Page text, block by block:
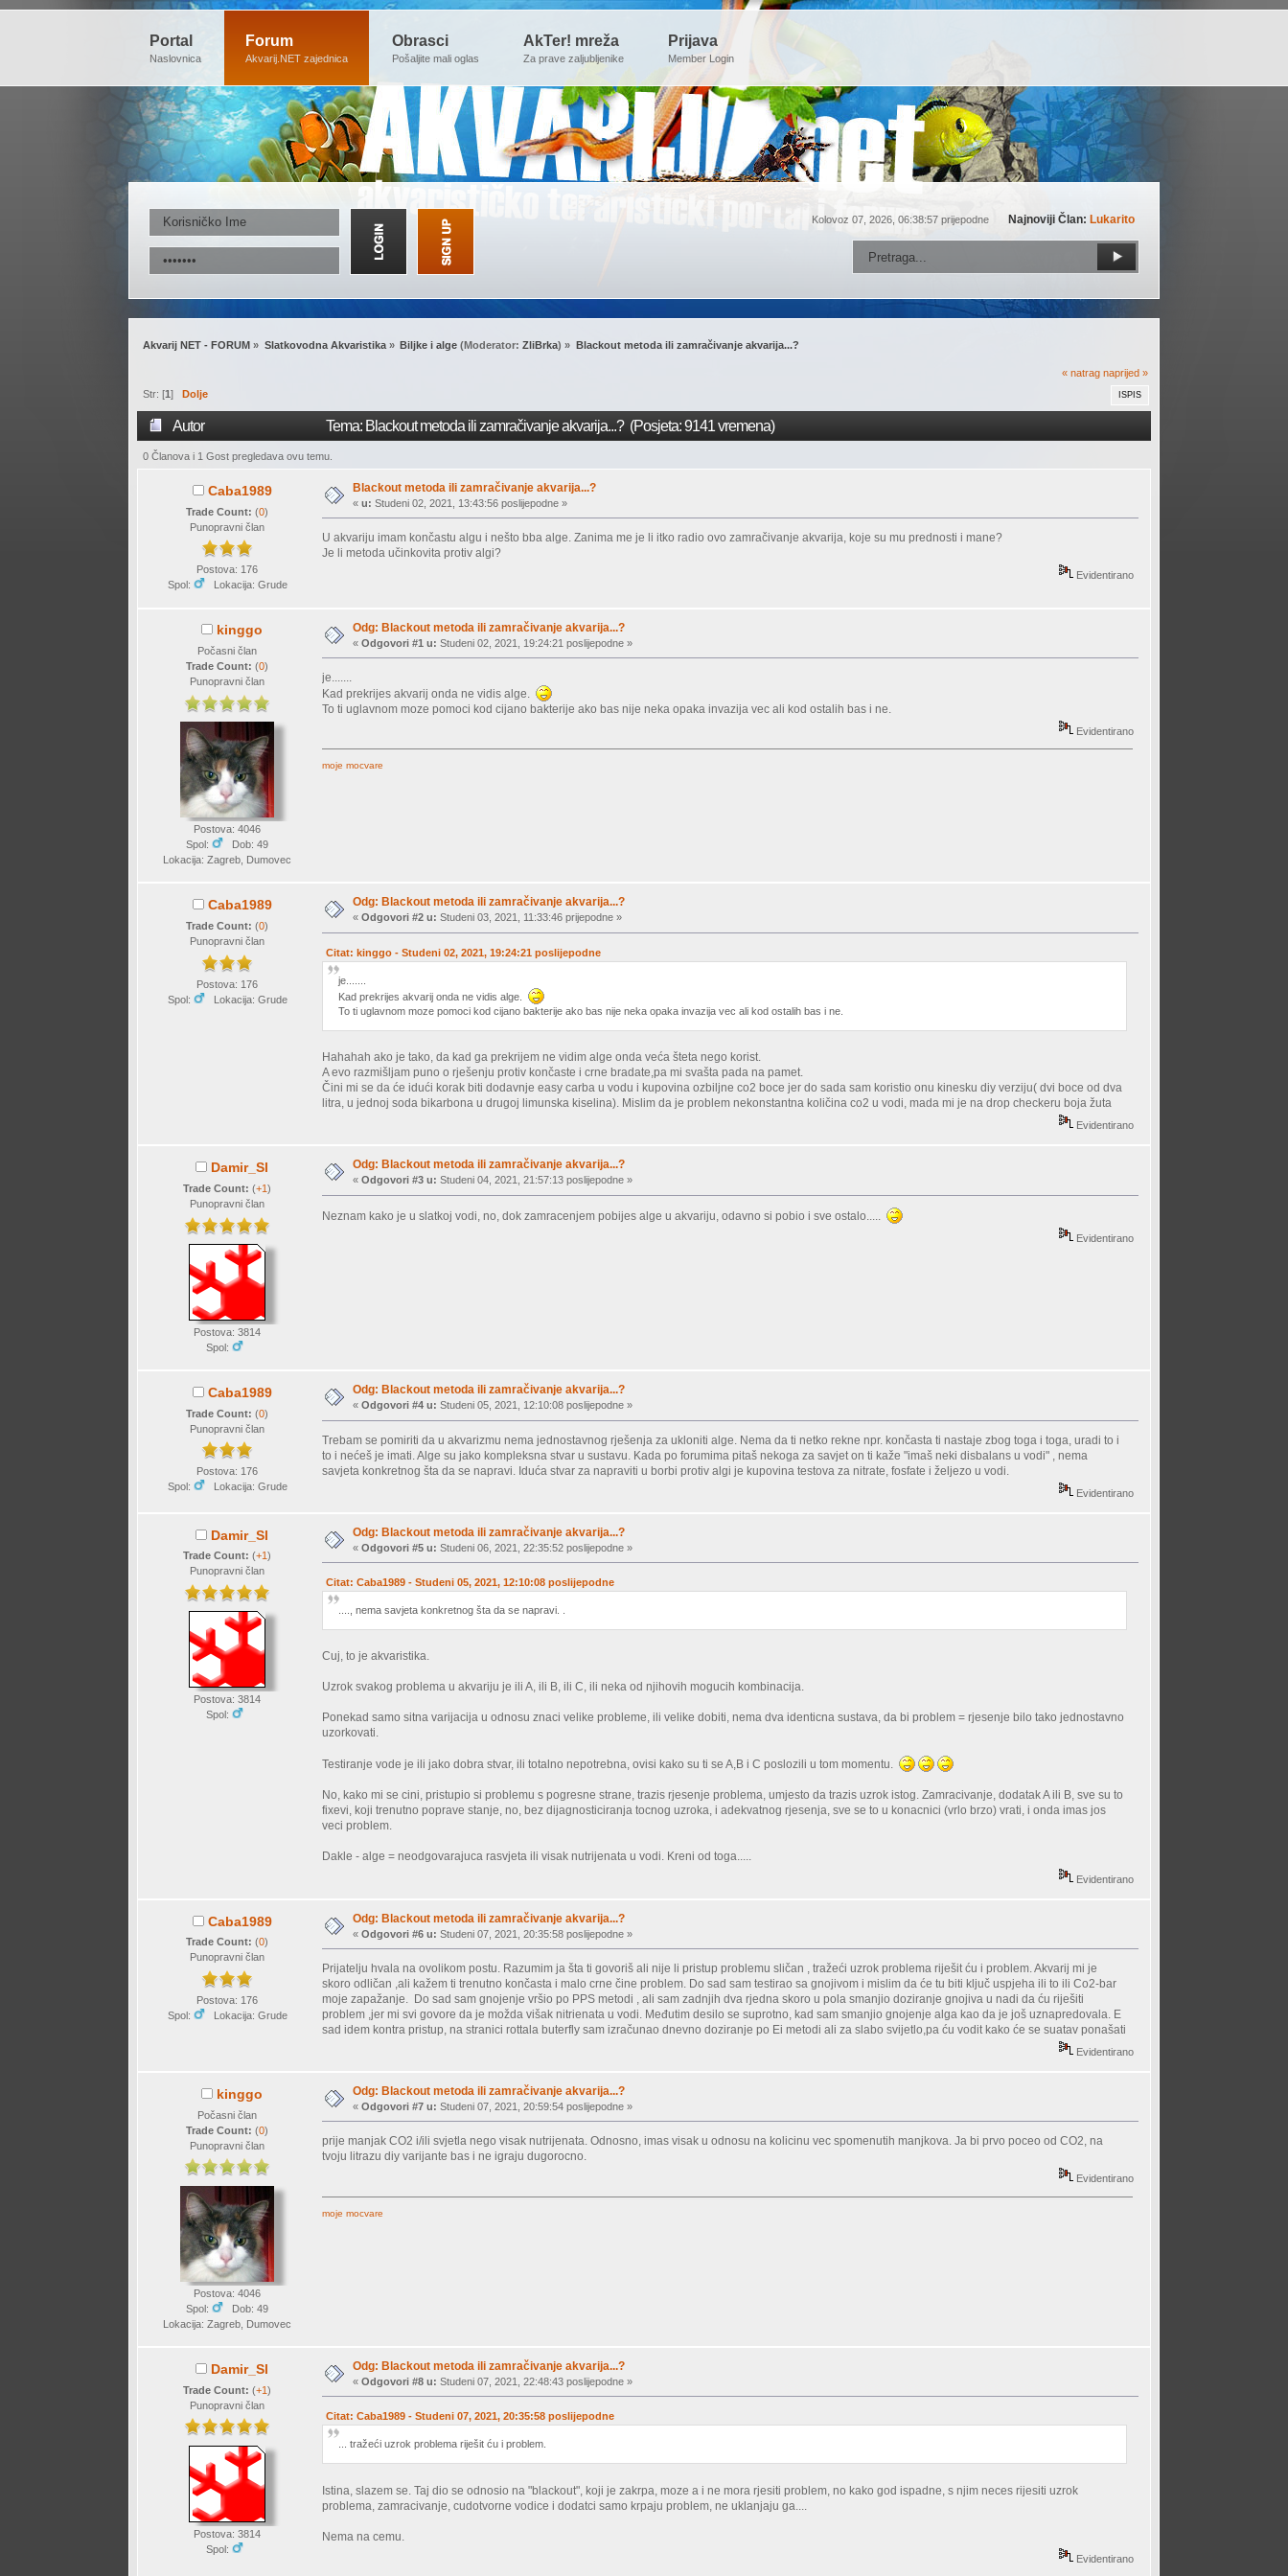
Portal
Naslovnica
Forum
Akvarij.NET zajednica
Obrasci
Pošaljite mali oglas
AkTer! mreža
Za prave zaljubljenike
Prijava
Member Login
Kolovoz 07, 2026, 06:38:57 prijepodne Najnoviji Član: Lukarito
Akvarij NET - FORUM » Slatkovodna Akvaristika» Biljke i alge (Moderator:ZliBrka) » Blackout metoda ili zamračivanje akvarija...?
« natrag naprijed »
ISPIS
Str: [1] Dolje
Autor Tema: Blackout metoda ili zamračivanje akvarija...? (Posjeta: 9141 vremena)
0 Članova i 1 Gost pregledava ovu temu.
Caba1989
Trade Count:(0)
Punopravni član
Postova: 176
Spol:
Lokacija: Grude
Blackout metoda ili zamračivanje akvarija...?
«u: Studeni 02, 2021, 13:43:56 poslijepodne »
U akvariju imam končastu algu i nešto bba alge. Zanima me je li itko radio ovo zamračivanje akvarija, koje su mu prednosti i mane?
Je li metoda učinkovita protiv algi?
Evidentirano
kinggo
Počasni član
Trade Count:(0)
Punopravni član
Postova: 4046
Spol:
Dob: 49
Lokacija: Zagreb, Dumovec
Odg: Blackout metoda ili zamračivanje akvarija...?
«Odgovori #1 u: Studeni 02, 2021, 19:24:21 poslijepodne »
je.......
Kad prekrijes akvarij onda ne vidis alge.
To ti uglavnom moze pomoci kod cijano bakterije ako bas nije neka opaka invazija vec ali kod ostalih bas i ne.
Evidentirano
moje mocvare
Caba1989
Trade Count:(0)
Punopravni član
Postova: 176
Spol:
Lokacija: Grude
Odg: Blackout metoda ili zamračivanje akvarija...?
«Odgovori #2 u: Studeni 03, 2021, 11:33:46 prijepodne »
Citat: kinggo - Studeni 02, 2021, 19:24:21 poslijepodne
je.......
Kad prekrijes akvarij onda ne vidis alge.
To ti uglavnom moze pomoci kod cijano bakterije ako bas nije neka opaka invazija vec ali kod ostalih bas i ne.
Hahahah ako je tako, da kad ga prekrijem ne vidim alge onda veća šteta nego korist.
A evo razmišljam puno o rješenju protiv končaste i crne bradate,pa mi svašta pada na pamet.
Čini mi se da će idući korak biti dodavnje easy carba u vodu i kupovina ozbiljne co2 boce jer do sada sam koristio onu kinesku diy verziju( dvi boce od dva
litra, u jednoj soda bikarbona u drugoj limunska kiselina). Mislim da je problem nekonstantna količina co2 u vodi, mada mi je na drop checkeru boja žuta
Evidentirano
Damir_Sl
Trade Count:(+1)
Punopravni član
Postova: 3814
Spol:
Odg: Blackout metoda ili zamračivanje akvarija...?
«Odgovori #3 u: Studeni 04, 2021, 21:57:13 poslijepodne »
Neznam kako je u slatkoj vodi, no, dok zamracenjem pobijes alge u akvariju, odavno si pobio i sve ostalo.....
Evidentirano
Caba1989
Trade Count:(0)
Punopravni član
Postova: 176
Spol:
Lokacija: Grude
Odg: Blackout metoda ili zamračivanje akvarija...?
«Odgovori #4 u: Studeni 05, 2021, 12:10:08 poslijepodne »
Trebam se pomiriti da u akvarizmu nema jednostavnog rješenja za ukloniti alge. Nema da ti netko rekne npr. končasta ti nastaje zbog toga i toga, uradi to i
to i nećeš je imati. Alge su jako kompleksna stvar u sustavu. Kada po forumima pitaš nekoga za savjet on ti kaže "imaš neki disbalans u vodi" , nema
savjeta konkretnog šta da se napravi. Iduća stvar za napraviti u borbi protiv algi je kupovina testova za nitrate, fosfate i željezo u vodi.
Evidentirano
Damir_Sl
Trade Count:(+1)
Punopravni član
Postova: 3814
Spol:
Odg: Blackout metoda ili zamračivanje akvarija...?
«Odgovori #5 u: Studeni 06, 2021, 22:35:52 poslijepodne »
Citat: Caba1989 - Studeni 05, 2021, 12:10:08 poslijepodne
...., nema savjeta konkretnog šta da se napravi. .
Cuj, to je akvaristika.
Uzrok svakog problema u akvariju je ili A, ili B, ili C, ili neka od njihovih mogucih kombinacija.
Ponekad samo sitna varijacija u odnosu znaci velike probleme, ili velike dobiti, nema dva identicna sustava, da bi problem = rjesenje bilo tako jednostavno
uzorkovati.
Testiranje vode je ili jako dobra stvar, ili totalno nepotrebna, ovisi kako su ti se A,B i C poslozili u tom momentu.
No, kako mi se cini, pristupio si problemu s pogresne strane, trazis rjesenje problema, umjesto da trazis uzrok istog. Zamracivanje, dodatak A ili B, sve su to
fixevi, koji trenutno poprave stanje, no, bez dijagnosticiranja tocnog uzroka, i adekvatnog rjesenja, sve se to u konacnici (vrlo brzo) vrati, i onda imas jos
veci problem.
Dakle - alge = neodgovarajuca rasvjeta ili visak nutrijenata u vodi. Kreni od toga.....
Evidentirano
Caba1989
Trade Count:(0)
Punopravni član
Postova: 176
Spol:
Lokacija: Grude
Odg: Blackout metoda ili zamračivanje akvarija...?
«Odgovori #6 u: Studeni 07, 2021, 20:35:58 poslijepodne »
Prijatelju hvala na ovolikom postu. Razumim ja šta ti govoriš ali nije li pristup problemu sličan , tražeći uzrok problema riješit ću i problem. Akvarij mi je
skoro odličan ,ali kažem ti trenutno končasta i malo crne čine problem. Do sad sam testirao sa gnojivom i mislim da će tu biti ključ uspjeha ili to ili Co2-bar
moje zapažanje. Do sad sam gnojenje vršio po PPS metodi , ali sam zadnjih dva rjedna skoro u pola smanjio doziranje gnojiva u nadi da ću riješiti
problem ,jer mi svi govore da je možda višak nitrienata u vodi. Međutim desilo se suprotno, kad sam smanjio gnojenje alga kao da je još uznapredovala. E
sad idem kontra pristup, na stranici rottala buterfly sam izračunao dnevno doziranje po Ei metodi ali za slabo svijetlo,pa ću vodit kako će se suatav ponašati
Evidentirano
kinggo
Počasni član
Trade Count:(0)
Punopravni član
Postova: 4046
Spol:
Dob: 49
Lokacija: Zagreb, Dumovec
Odg: Blackout metoda ili zamračivanje akvarija...?
«Odgovori #7 u: Studeni 07, 2021, 20:59:54 poslijepodne »
prije manjak CO2 i/ili svjetla nego visak nutrijenata. Odnosno, imas visak u odnosu na kolicinu vec spomenutih manjkova. Ja bi prvo poceo od CO2, na
tvoju litrazu diy varijante bas i ne igraju dugorocno.
Evidentirano
moje mocvare
Damir_Sl
Trade Count:(+1)
Punopravni član
Postova: 3814
Spol:
Odg: Blackout metoda ili zamračivanje akvarija...?
«Odgovori #8 u: Studeni 07, 2021, 22:48:43 poslijepodne »
Citat: Caba1989 - Studeni 07, 2021, 20:35:58 poslijepodne
... tražeći uzrok problema riješit ću i problem.
Istina, slazem se. Taj dio se odnosio na "blackout", koji je zakrpa, moze a i ne mora rjesiti problem, no kako god ispadne, s njim neces rijesiti uzrok
problema, zamracivanje, cudotvorne vodice i dodatci samo krpaju problem, ne uklanjaju ga....
Nema na cemu.
Evidentirano